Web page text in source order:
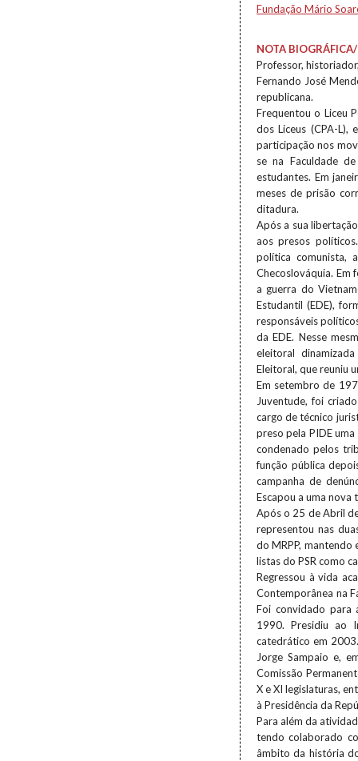
Fundação Mário
NOTA
Professor,
Fernando José
republicana.
Frequentou o Liceu
dos Liceus (CPA-L),
participação nos
se na Faculdade
estudantes. Em
meses de prisão
ditadura.
Após a sua
aos presos
política comunista,
Checoslováquia.
a guerra do
Estudantil (EDE),
responsáveis
da EDE. Nesse
eleitoral
Eleitoral, que reuniu
Em setembro de
Juventude, foi
cargo de técnico
preso pela PIDE
condenado pelos
função pública
campanha de
Escapou a uma
Após o 25 de Abril
representou nas
do MRPP,
listas do PSR como
Regressou à vida
Contemporânea na
Foi convidado para
1990. Presidiu ao
catedrático em
Jorge Sampaio e,
Comissão
X e XI legislaturas,
à Presidência da
Para além da
tendo colaborado
âmbito da história